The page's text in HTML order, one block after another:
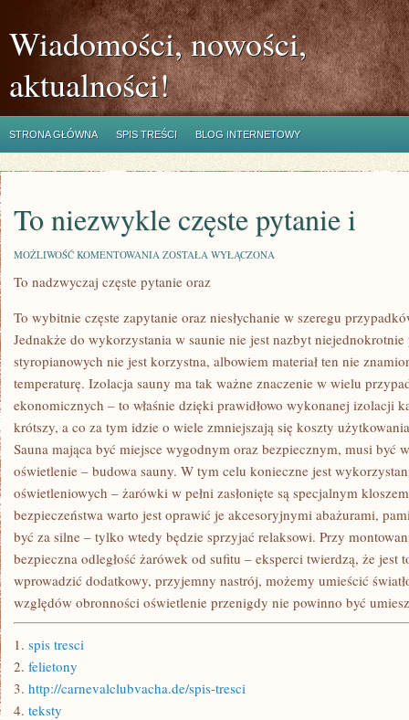
Wiadomości, nowości,
aktualności!
STRONA GŁÓWNA SPIS TREŚCI BLOG INTERNETOWY
To niezwykle częste pytanie i
MOŻLIWOŚĆ KOMENTOWANIA TO
CZĘSTE
ZOSTAŁA WYŁĄCZONA
To nadzwyczaj częste pytanie oraz
To wybitnie częste zapytanie oraz niesłychanie w szeregu
Jednakże do wykorzystania w saunie nie jest nazbyt
styropianowych nie jest korzystna, albowiem materiał ten nie
temperaturę. Izolacja sauny ma tak ważne znaczenie w wielu
ekonomicznych – to właśnie dzięki prawidłowo wykonanej izolacji
krótszy, a co za tym idzie o wiele zmniejszają się koszty
Sauna mająca być miejsce wygodnym oraz bezpiecznym, musi być
oświetlenie – budowa sauny. W tym celu konieczne jest
oświetleniowych – żarówki w pełni zasłonięte są specjalnym
bezpieczeństwa warto jest oprawić je akcesoryjnymi abażurami,
być za silne – tylko wtedy będzie sprzyjać relaksowi. Przy
bezpieczna odległość żarówek od sufitu – eksperci twierdzą, że jest
wprowadzić dodatkowy, przyjemny nastrój, możemy umieścić
względów obronności oświetlenie przenigdy nie powinno być
1. spis tresci
2. felietony
3. http://carnevalclubvacha.de/spis-tresci
4. teksty